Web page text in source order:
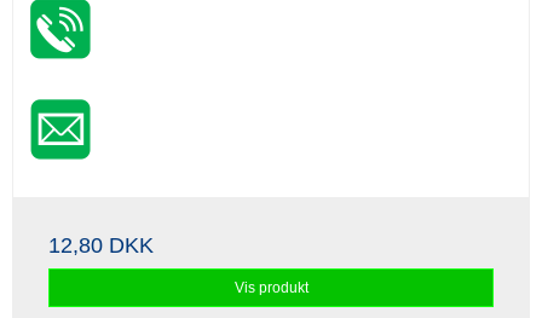
12,80 DKK
Vis produkt